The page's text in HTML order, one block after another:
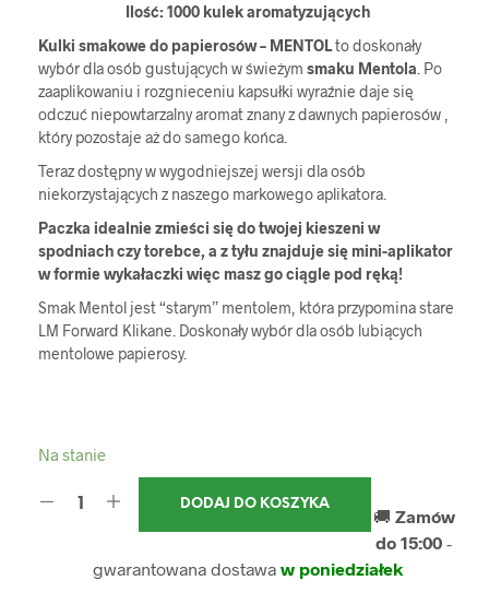
Ilość: 1000 kulek aromatyzujących
Kulki smakowe do papierosów – MENTOLto doskonały
wybór dla osób gustujących w świeżym smaku Mentola . Po
zaaplikowaniu i rozgnieceniu kapsułki wyraźnie daje się
odczuć niepowtarzalny aromat znany z dawnych papierosów ,
który pozostaje aż do samego końca.
Teraz dostępny w wygodniejszej wersji dla osób
niekorzystających z naszego markowego aplikatora.
Paczka idealnie zmieści się do twojej kieszeni w
spodniach czy torebce, a z tyłu znajduje się mini-aplikator
w formie wykałaczki więc masz go ciągle pod ręką!
Smak Mentol jest “starym” mentolem, która przypomina stare
LM Forward Klikane. Doskonały wybór dla osób lubiących
mentolowe papierosy.
Na stanie
DODAJ DO KOSZYKA
🚚 Zamów
do 15:00 -
gwarantowana dostawa w poniedziałek